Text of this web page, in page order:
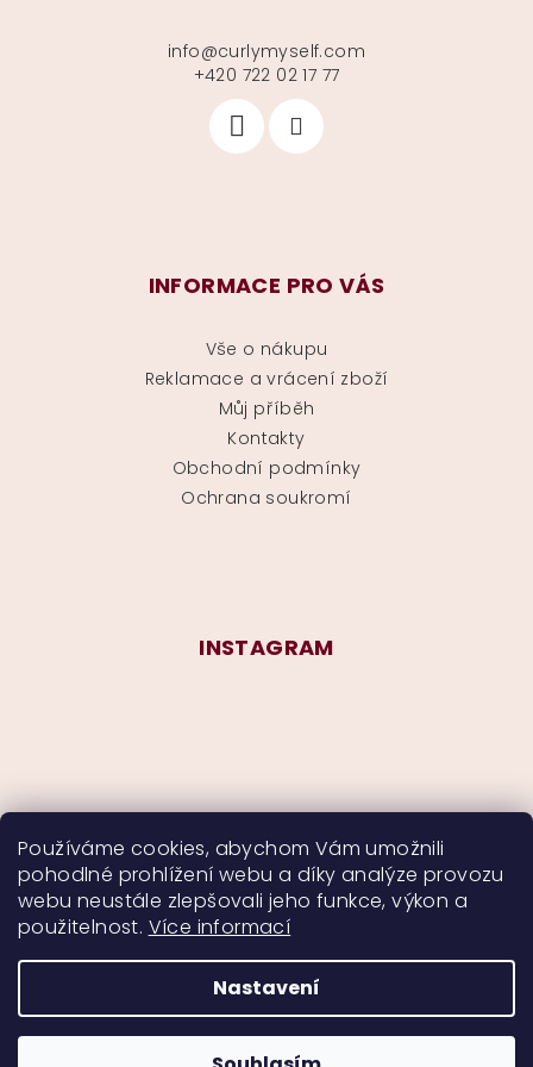
Používáme cookies, abychom Vám umožnili
pohodlné prohlížení webu a díky analýze provozu
webu neustále zlepšovali jeho funkce, výkon a
použitelnost. Více informací
Nastavení
info@curlymyself.com
+420 722 02 17 77
INFORMACE PRO VÁS
Vše o nákupu
Reklamace a vrácení zboží
Můj příběh
Kontakty
Obchodní podmínky
Ochrana soukromí
INSTAGRAM
Sledovat na Instagramu